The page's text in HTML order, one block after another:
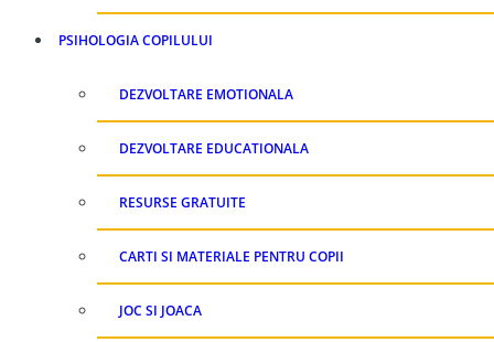
PSIHOLOGIA COPILULUI
DEZVOLTARE EMOTIONALA
DEZVOLTARE EDUCATIONALA
RESURSE GRATUITE
CARTI SI MATERIALE PENTRU COPII
JOC SI JOACA